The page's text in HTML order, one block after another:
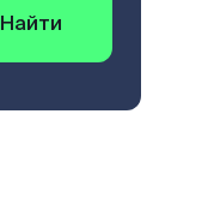
Найти